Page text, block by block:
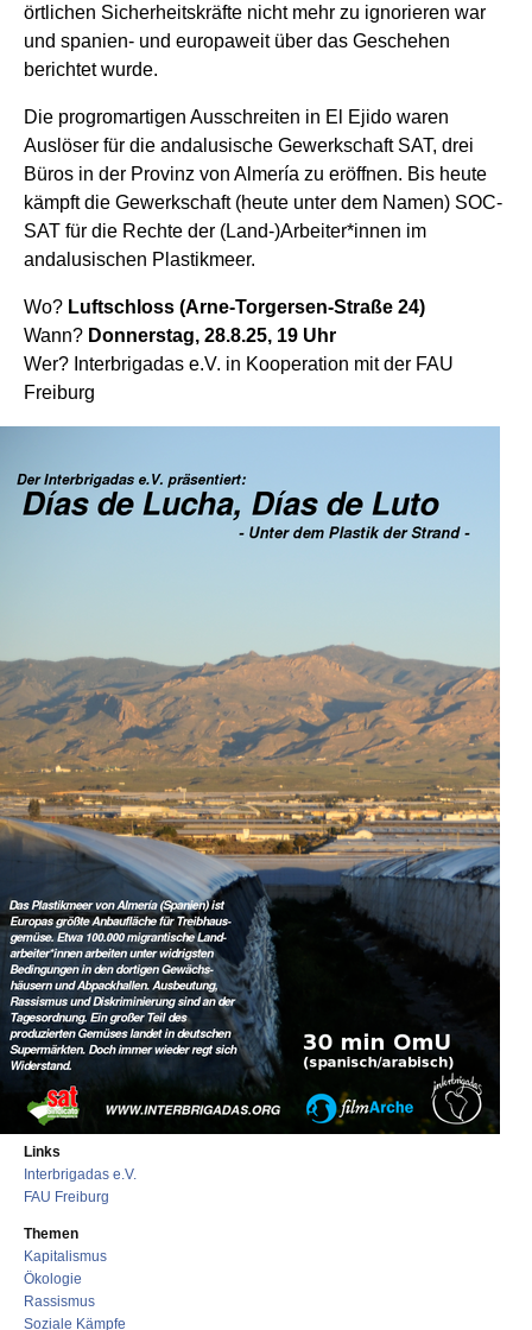
örtlichen Sicherheitskräfte nicht mehr zu ignorieren war
und spanien- und europaweit über das Geschehen
berichtet wurde.
Die progromartigen Ausschreiten in El Ejido waren
Auslöser für die andalusische Gewerkschaft SAT, drei
Büros in der Provinz von Almería zu eröffnen. Bis heute
kämpft die Gewerkschaft (heute unter dem Namen) SOC-
SAT für die Rechte der (Land-)Arbeiter*innen im
andalusischen Plastikmeer.
Wo? Luftschloss (Arne-Torgersen-Straße 24)
Wann? Donnerstag, 28.8.25, 19 Uhr
Wer? Interbrigadas e.V. in Kooperation mit der FAU
Freiburg
Links
Interbrigadas e.V.
FAU Freiburg
Themen
Kapitalismus
Ökologie
Rassismus
Soziale Kämpfe